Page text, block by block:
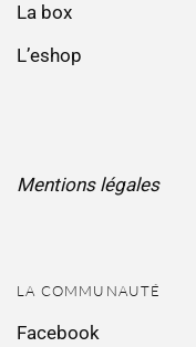
La box
L’eshop
Mentions légales
LA COMMUNAUTÉ
Facebook